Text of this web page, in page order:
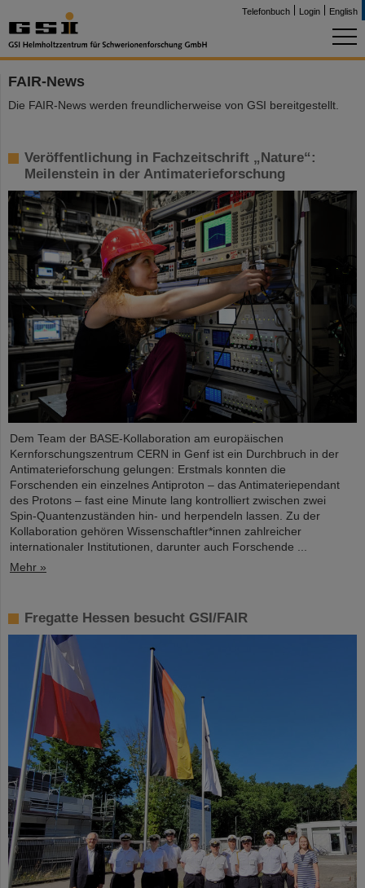
Telefonbuch Login English
FAIR-News
Die FAIR-News werden freundlicherweise von GSI bereitgestellt.
Veröffentlichung in Fachzeitschrift „Nature“:
Meilenstein in der Antimaterieforschung
Dem Team der BASE-Kollaboration am europäischen
Kernforschungszentrum CERN in Genf ist ein Durchbruch in der
Antimaterieforschung gelungen: Erstmals konnten die
Forschenden ein einzelnes Antiproton – das Antimateriependant
des Protons – fast eine Minute lang kontrolliert zwischen zwei
Spin-Quantenzuständen hin- und herpendeln lassen. Zu der
Kollaboration gehören Wissenschaftler*innen zahlreicher
internationaler Institutionen, darunter auch Forschende ...
Mehr »
Fregatte Hessen besucht GSI/FAIR